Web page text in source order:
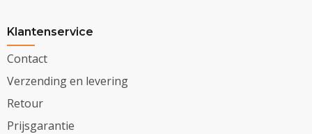
Klantenservice
Contact
Verzending en levering
Retour
Prijsgarantie